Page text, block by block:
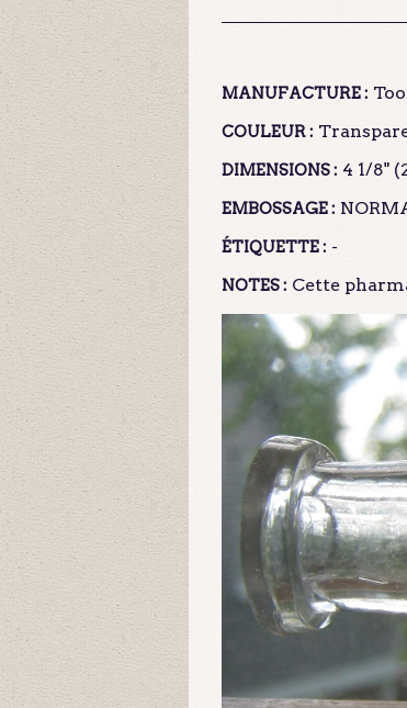
MANUFACTURE :
COULEUR :
DIMENSIONS : 4 1/8"
EMBOSSAGE :
ÉTIQUETTE : -
NOTES : Cette